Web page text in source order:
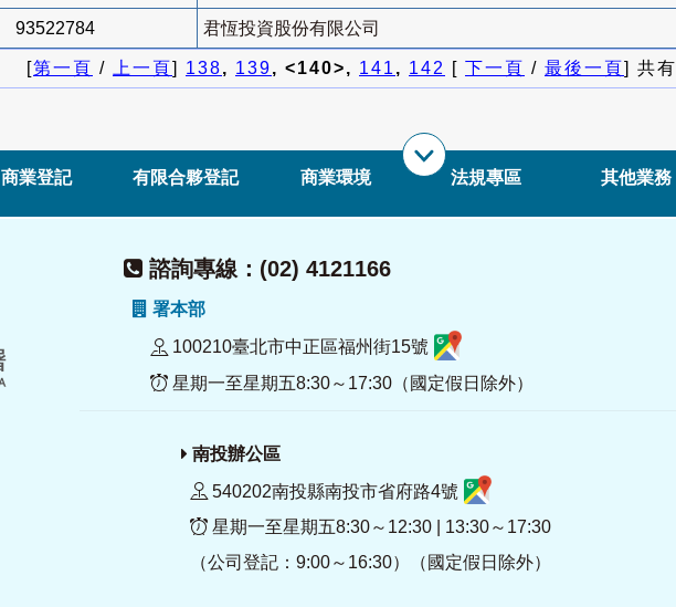
93522784 君恆投資股份有限公司
[第一頁 / 上一頁] 138, 139, <140>, 141, 142 [ 下一頁 / 最後一頁] 共有
商業登記 有限合夥登記 商業環境 法規專區 其他業務
諮詢專線：(02) 4121166
署本部
100210臺北市中正區福州街15號
星期一至星期五8:30～17:30（國定假日除外）
南投辦公區
540202南投縣南投市省府路4號
星期一至星期五8:30～12:30 | 13:30～17:30
（公司登記：9:00～16:30）（國定假日除外）